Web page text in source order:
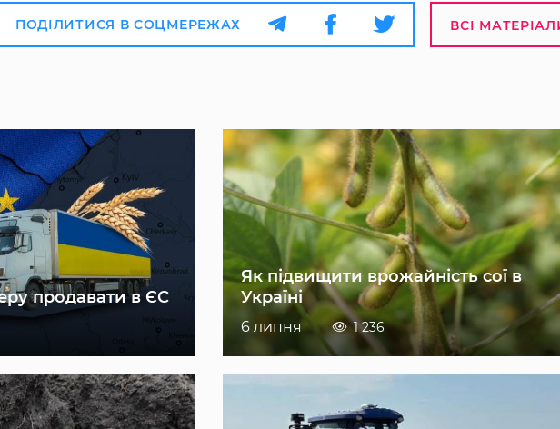
ПОДІЛИТИСЯ В СОЦМЕРЕЖАХ ВСІ
продавати в ЄС
Як підвищити врожайність сої в
Україні
6 липня 1 236